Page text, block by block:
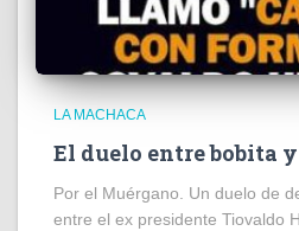
LA MACHACA
El duelo entre bobita
Por el Muérgano. Un duelo de
entre el ex presidente Tiovaldo